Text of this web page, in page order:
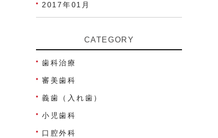
2017年01月
CATEGORY
歯科治療
審美歯科
義歯（入れ歯）
小児歯科
口腔外科